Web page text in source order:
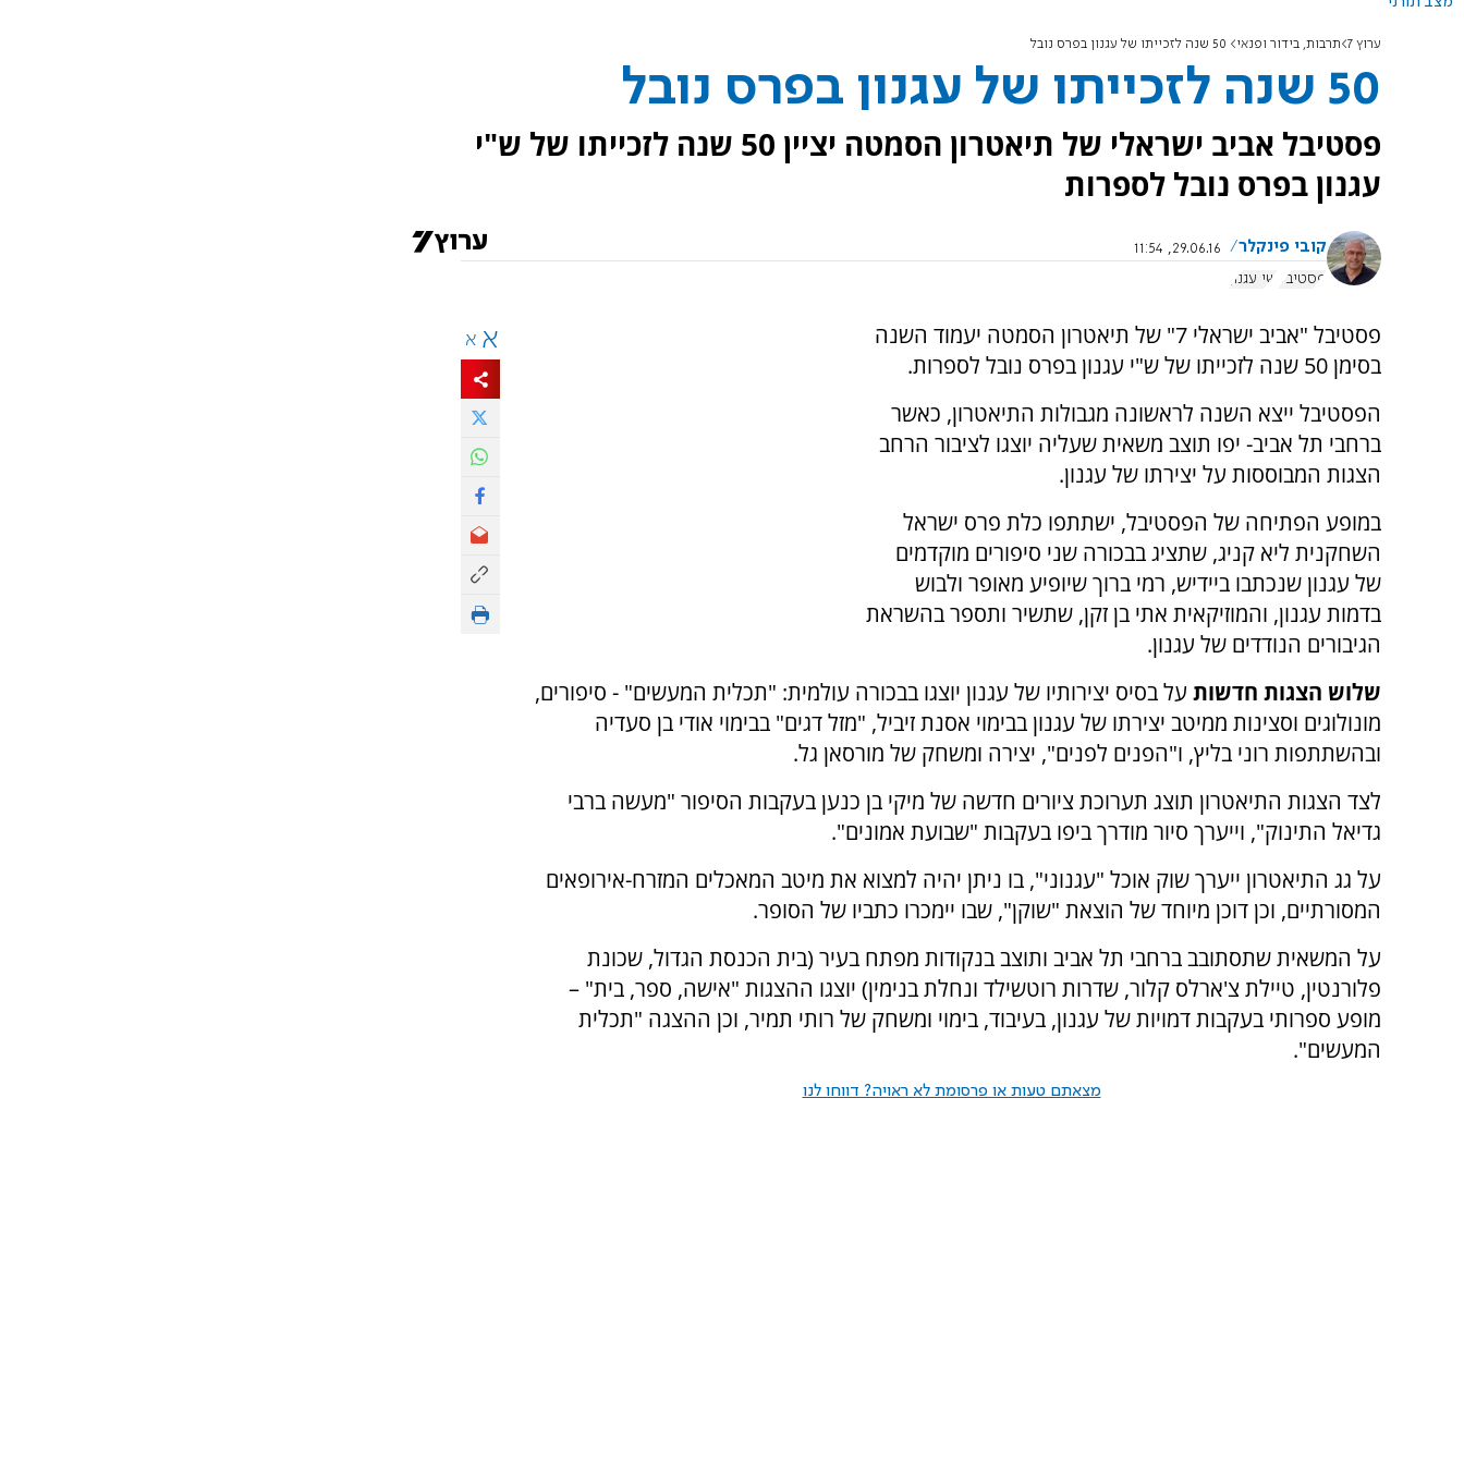
ערוץ 7 תרבות, בידור ופנאי
50 שנה לזכייתו של עגנון בפרס נובל
פסטיבל אביב ישראלי של תיאטרון הסמטה יציין 50 שנה לזכייתו של ש"י
עגנון בפרס נובל לספרות
קובי פינקלר
29.06.16, 11:54
פסטיבל
שי עגנון
פסטיבל "אביב ישראלי 7" של תיאטרון הסמטה יעמוד השנה
בסימן 50 שנה לזכייתו של ש"י עגנון בפרס נובל לספרות.
הפסטיבל ייצא השנה לראשונה מגבולות התיאטרון, כאשר
ברחבי תל אביב- יפו תוצב משאית שעליה יוצגו לציבור הרחב
הצגות המבוססות על יצירתו של עגנון.
במופע הפתיחה של הפסטיבל, ישתתפו כלת פרס ישראל
השחקנית ליא קניג, שתציג בבכורה שני סיפורים מוקדמים
של עגנון שנכתבו ביידיש, רמי ברוך שיופיע מאופר ולבוש
בדמות עגנון, והמוזיקאית אתי בן זקן, שתשיר ותספר בהשראת
הגיבורים הנודדים של עגנון.
שלוש הצגות חדשות על בסיס יצירותיו של עגנון יוצגו בבכורה עולמית: "תכלית המעשים" - סיפורים,
מונולוגים וסצינות ממיטב יצירתו של עגנון בבימוי אסנת זיביל, "מזל דגים" בבימוי אודי בן סעדיה
ובהשתתפות רוני בליץ, ו"הפנים לפנים", יצירה ומשחק של מורסאן גל.
לצד הצגות התיאטרון תוצג תערוכת ציורים חדשה של מיקי בן כנען בעקבות הסיפור "מעשה ברבי
גדיאל התינוק", וייערך סיור מודרך ביפו בעקבות "שבועת אמונים".
על גג התיאטרון ייערך שוק אוכל "עגנוני", בו ניתן יהיה למצוא את מיטב המאכלים המזרח-אירופאים
המסורתיים, וכן דוכן מיוחד של הוצאת "שוקן", שבו יימכרו כתביו של הסופר.
על המשאית שתסתובב ברחבי תל אביב ותוצב בנקודות מפתח בעיר (בית הכנסת הגדול, שכונת
פלורנטין, טיילת צ'ארלס קלור, שדרות רוטשילד ונחלת בנימין) יוצגו ההצגות "אישה, ספר, בית" –
מופע ספרותי בעקבות דמויות של עגנון, בעיבוד, בימוי ומשחק של רותי תמיר, וכן ההצגה "תכלית
המעשים".
מצאתם טעות או פרסומת לא ראויה? דווחו לנו
א א